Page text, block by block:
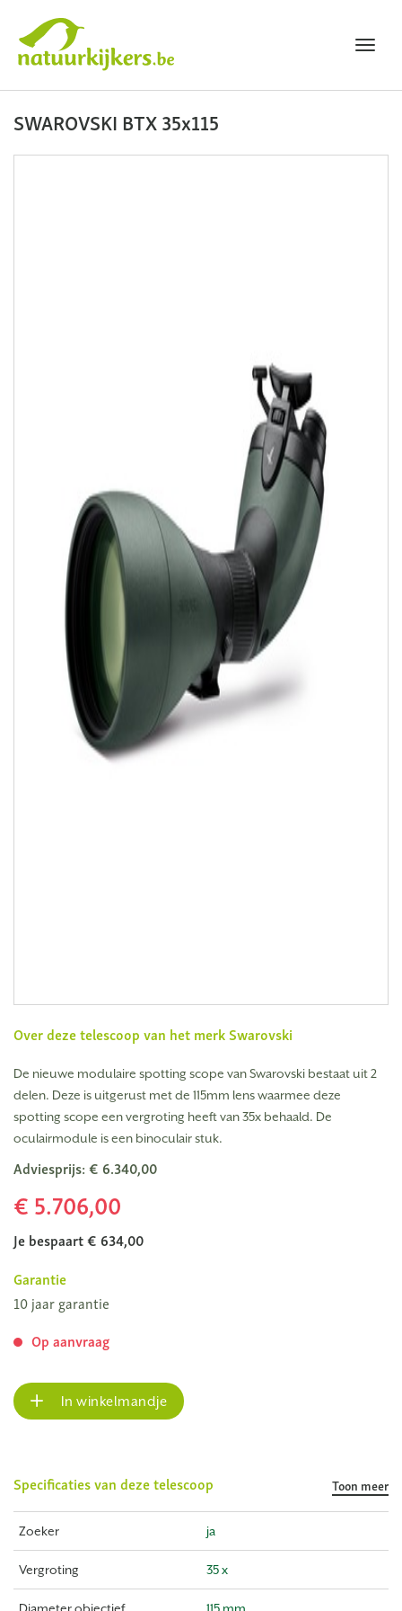
Natuurkijkers
SWAROVSKI BTX 35x115
Over deze telescoop van het merkSwarovski
De nieuwe modulaire spotting scope van Swarovski bestaat uit 2
delen. Deze is uitgerust met de 115mm lens waarmee deze
spotting scope een vergroting heeft van 35x behaald. De
oculairmodule is een binoculair stuk.
Adviesprijs: € 6.340,00
€ 5.706,00
Je bespaart € 634,00
Garantie
10 jaar garantie
Op aanvraag
In winkelmandje
Specificaties van deze telescoop Toon meer
Zoeker ja
Vergroting 35 x